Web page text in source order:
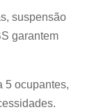
suspensão
garantem
5 ocupantes,